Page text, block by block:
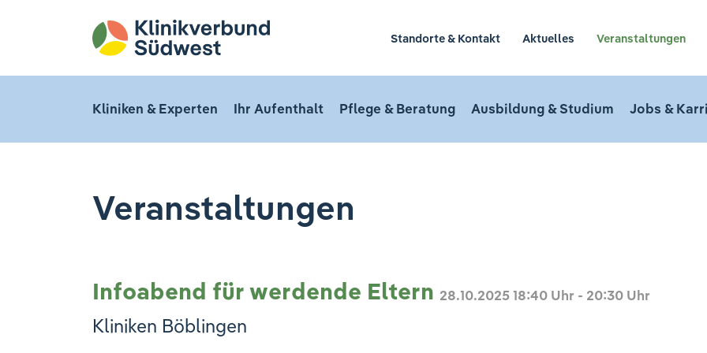
Standorte & Kontakt Aktuelles Veranstaltungen
Kliniken & Experten Ihr Aufenthalt Pflege & Beratung Ausbildung & Studium Jobs &
Veranstaltungen
Infoabend für werdende Eltern 28.10.2025 18:40 Uhr - 20:30 Uhr
Kliniken Böblingen